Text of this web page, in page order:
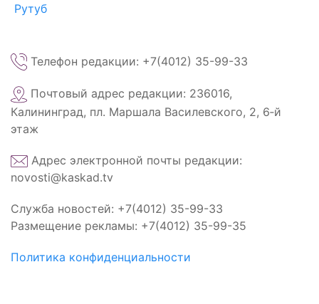
Рутуб
Телефон редакции: +7(4012) 35-99-33
Почтовый адрес редакции: 236016,
Калининград, пл. Маршала Василевского, 2, 6‑й
этаж
Адрес электронной почты редакции:
novosti@kaskad.tv
Служба новостей: +7(4012) 35-99-33
Размещение рекламы: +7(4012) 35-99-35
Политика конфиденциальности